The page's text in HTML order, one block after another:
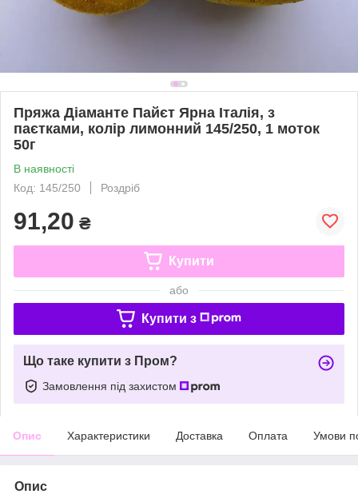
Пряжа Діаманте Пайєт Ярна Італія, з
паєтками, колір лимонний 145/250, 1 моток
50г
В наявності
Код: 145/250
Роздріб
91,20 ₴
Купити
або
Купити з
Що таке купити з Пром?
Замовлення під захистом
Опис Характеристики Доставка Оплата Умови
Опис